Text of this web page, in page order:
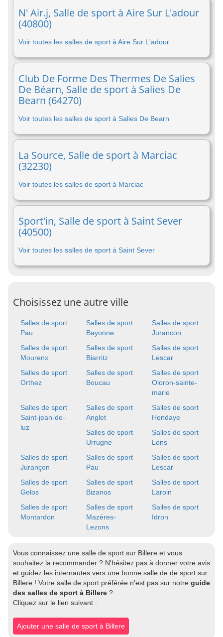
N' Air.j, Salle de sport à Aire Sur L'adour
(40800)
Voir toutes les salles de sport à Aire Sur L'adour
Club De Forme Des Thermes De Salies
De Béarn, Salle de sport à Salies De
Bearn (64270)
Voir toutes les salles de sport à Salies De Bearn
La Source, Salle de sport à Marciac
(32230)
Voir toutes les salles de sport à Marciac
Sport'in, Salle de sport à Saint Sever
(40500)
Voir toutes les salles de sport à Saint Sever
Choisissez une autre ville
Salles de sport
Pau
Salles de sport
Bayonne
Salles de sport
Jurancon
Salles de sport
Mourenx
Salles de sport
Biarritz
Salles de sport
Lescar
Salles de sport
Orthez
Salles de sport
Boucau
Salles de sport
Oloron-sainte-
marie
Salles de sport
Saint-jean-de-
luz
Salles de sport
Anglet
Salles de sport
Hendaye
Salles de sport
Urrugne
Salles de sport
Lons
Salles de sport
Jurançon
Salles de sport
Pau
Salles de sport
Lescar
Salles de sport
Gelos
Salles de sport
Bizanos
Salles de sport
Laroin
Salles de sport
Montardon
Salles de sport
Mazères-
Lezons
Salles de sport
Idron
Vous connaissez une salle de sport sur Billere et vous
souhaitez la recommander ? N'hésitez pas à donner votre avis
et guidez les internautes vers une bonne salle de de sport sur
Billere ! Votre salle de sport préférée n'est pas sur notre guide
des salles de sport à Billere ?
Cliquez sur le lien suivant :
Ajouter une salle de sport à Billere